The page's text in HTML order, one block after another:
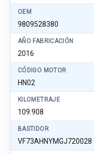
OEM
9809528380
AÑO FABRICACIÓN
2016
CÓDIGO MOTOR
HN02
KILOMETRAJE
109.908
BASTIDOR
VF73AHNYMGJ720028